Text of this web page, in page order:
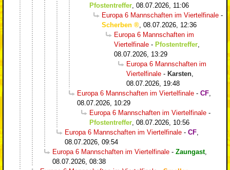
Pfostentreffer 08.07.2026, 11:06
Europa 6 Mannschaften im Viertelfinale -
Scherben
08.07.2026, 12:36
Europa 6 Mannschaften im
Viertelfinale - Pfostentreffer
08.07.2026, 13:29
Europa 6 Mannschaften im
Viertelfinale - Karsten
08.07.2026, 19:48
Europa 6 Mannschaften im Viertelfinale - CF
08.07.2026, 10:29
Europa 6 Mannschaften im Viertelfinale -
Pfostentreffer 08.07.2026, 10:56
Europa 6 Mannschaften im Viertelfinale - CF
08.07.2026, 09:54
Europa 6 Mannschaften im Viertelfinale - Zaungast,
08.07.2026, 08:38